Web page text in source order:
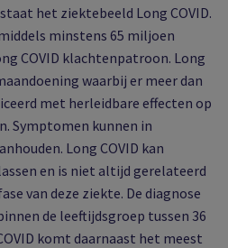
het ziektebeeld Long COVID.
minstens 65 miljoen
COVID klachtenpatroon. Long
waarbij er meer dan
met herleidbare effecten op
Symptomen kunnen in
Long COVID kan
en is niet altijd gerelateerd
van deze ziekte. De diagnose
de leeftijdsgroep tussen 36
komt daarnaast het meest